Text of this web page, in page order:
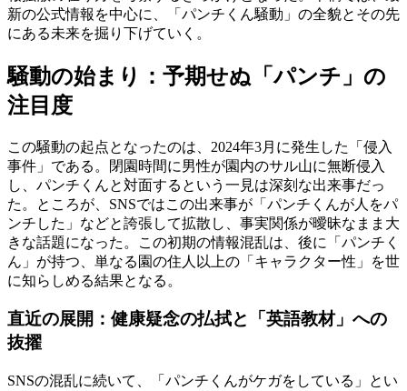
新の公式情報を中心に、「パンチくん騒動」の全貌とその先
にある未来を掘り下げていく。
騒動の始まり：予期せぬ「パンチ」の
注目度
この騒動の起点となったのは、2024年3月に発生した「侵入
事件」である。閉園時間に男性が園内のサル山に無断侵入
し、パンチくんと対面するという一見は深刻な出来事だっ
た。ところが、SNSではこの出来事が「パンチくんが人をパ
ンチした」などと誇張して拡散し、事実関係が曖昧なまま大
きな話題になった。この初期の情報混乱は、後に「パンチく
ん」が持つ、単なる園の住人以上の「キャラクター性」を世
に知らしめる結果となる。
直近の展開：健康疑念の払拭と「英語教材」への
抜擢
SNSの混乱に続いて、「パンチくんがケガをしている」とい